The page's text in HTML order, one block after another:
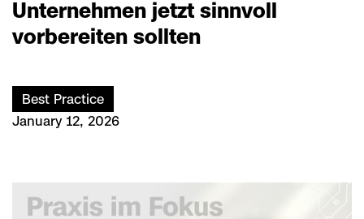
Unternehmen jetzt sinnvoll
vorbereiten sollten
Best Practice
January 12, 2026